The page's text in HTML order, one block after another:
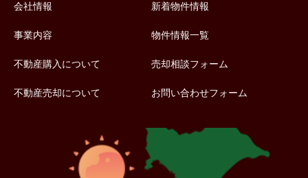
会社情報
事業内容
不動産購入について
不動産売却について
新着物件情報
物件情報一覧
売却相談フォーム
お問い合わせフォーム